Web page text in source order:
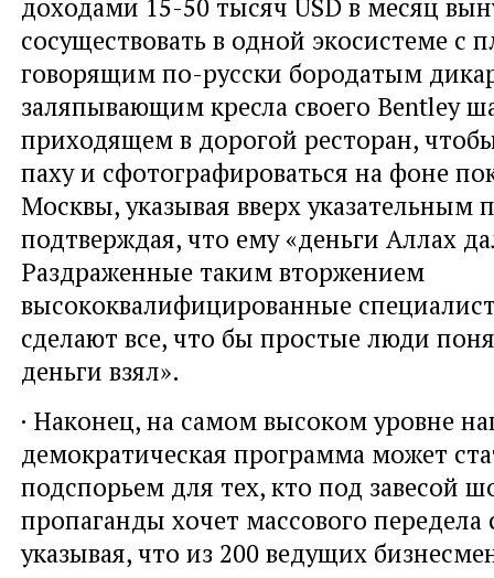
сосуществовать в одной экосистеме с
говорящим по-русски бородатым
заляпывающим кресла своего Bentley
приходящем в дорогой ресторан,
паху и сфотографироваться на фоне
Москвы, указывая вверх указательным
подтверждая, что ему «деньги Аллах
Раздраженные таким вторжением
высококвалифицированные
сделают все, что бы простые люди
деньги взял».
· Наконец, на самом высоком уровне
демократическая программа может
подспорьем для тех, кто под завесой
пропаганды хочет массового передела
указывая, что из 200 ведущих